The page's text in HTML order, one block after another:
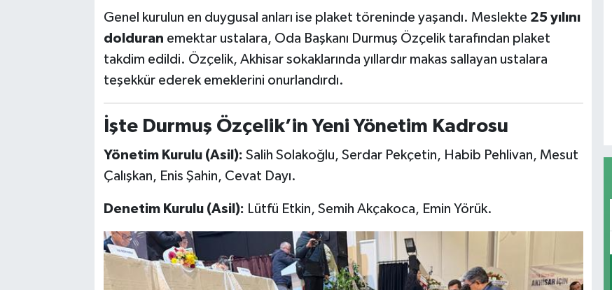
Genel kurulun en duygusal anları ise plaket töreninde yaşandı. Meslekte 25 yılını
dolduran emektar ustalara, Oda Başkanı Durmuş Özçelik tarafından plaket
takdim edildi. Özçelik, Akhisar sokaklarında yıllardır makas sallayan ustalara
teşekkür ederek emeklerini onurlandırdı.
İşte Durmuş Özçelik’in Yeni Yönetim Kadrosu
Yönetim Kurulu (Asil): Salih Solakoğlu, Serdar Pekçetin, Habib Pehlivan, Mesut
Çalışkan, Enis Şahin, Cevat Dayı.
Denetim Kurulu (Asil): Lütfü Etkin, Semih Akçakoca, Emin Yörük.